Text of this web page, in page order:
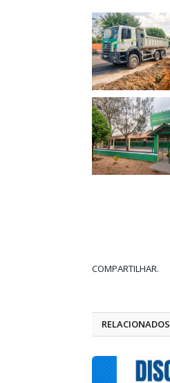
COMPARTILHAR.
RELACIONADOS